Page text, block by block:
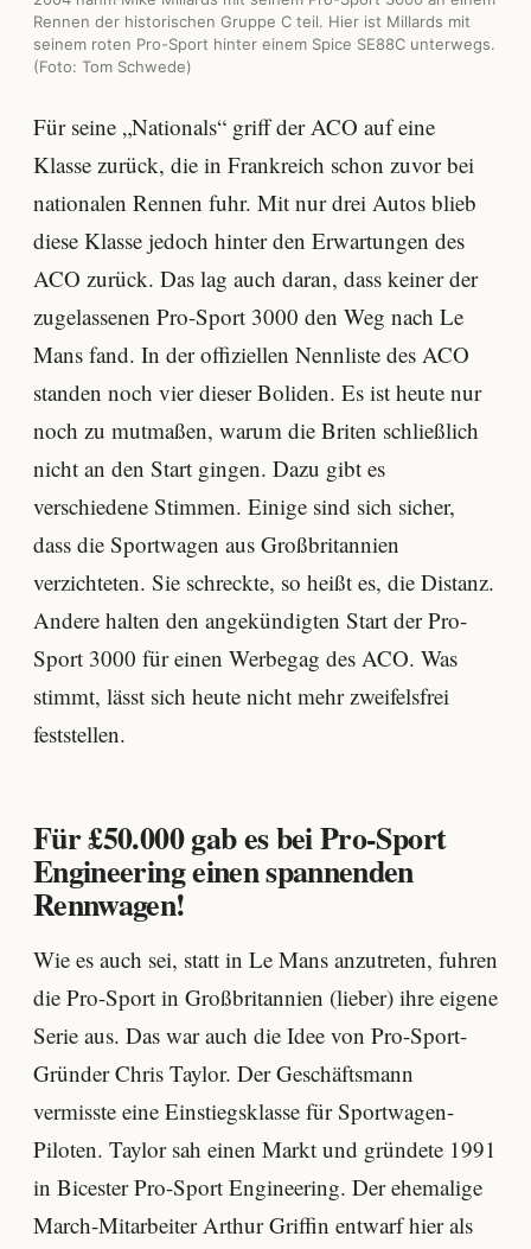
Rennen der historischen Gruppe C teil. Hier ist Millards mit
seinem roten Pro-Sport hinter einem Spice SE88C unterwegs.
(Foto: Tom Schwede)
Für seine „Nationals“ griff der ACO auf eine
Klasse zurück, die in Frankreich schon zuvor bei
nationalen Rennen fuhr. Mit nur drei Autos blieb
diese Klasse jedoch hinter den Erwartungen des
ACO zurück. Das lag auch daran, dass keiner der
zugelassenen Pro-Sport 3000 den Weg nach Le
Mans fand. In der offiziellen Nennliste des ACO
standen noch vier dieser Boliden. Es ist heute nur
noch zu mutmaßen, warum die Briten schließlich
nicht an den Start gingen. Dazu gibt es
verschiedene Stimmen. Einige sind sich sicher,
dass die Sportwagen aus Großbritannien
verzichteten. Sie schreckte, so heißt es, die Distanz.
Andere halten den angekündigten Start der Pro-
Sport 3000 für einen Werbegag des ACO. Was
stimmt, lässt sich heute nicht mehr zweifelsfrei
feststellen.
Für £50.000 gab es bei Pro-Sport
Engineering einen spannenden
Rennwagen!
Wie es auch sei, statt in Le Mans anzutreten, fuhren
die Pro-Sport in Großbritannien (lieber) ihre eigene
Serie aus. Das war auch die Idee von Pro-Sport-
Gründer Chris Taylor. Der Geschäftsmann
vermisste eine Einstiegsklasse für Sportwagen-
Piloten. Taylor sah einen Markt und gründete 1991
in Bicester Pro-Sport Engineering. Der ehemalige
March-Mitarbeiter Arthur Griffin entwarf hier als